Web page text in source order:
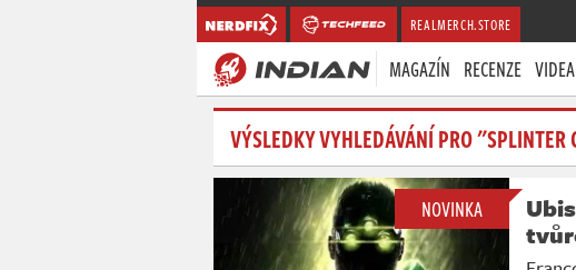
REALMERCH.STORE
MAGAZÍN RECENZE VIDEA
VÝSLEDKY VYHLEDÁVÁNÍ PRO "SPLINTER
NOVINKA